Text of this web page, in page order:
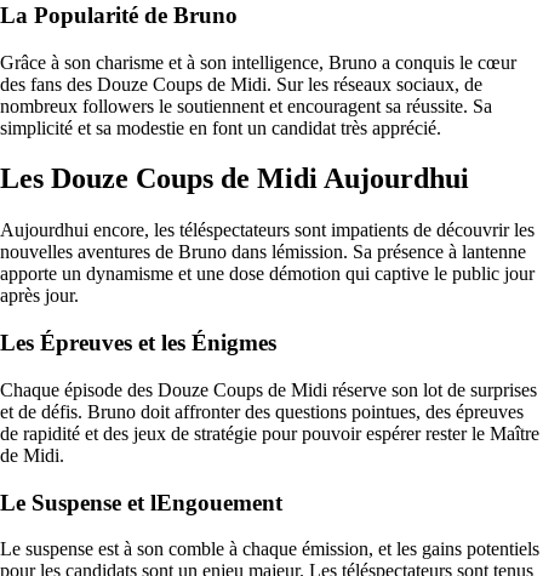
La Popularité de Bruno
Grâce à son charisme et à son intelligence, Bruno a conquis le cœur
des fans des Douze Coups de Midi. Sur les réseaux sociaux, de
nombreux followers le soutiennent et encouragent sa réussite. Sa
simplicité et sa modestie en font un candidat très apprécié.
Les Douze Coups de Midi Aujourdhui
Aujourdhui encore, les téléspectateurs sont impatients de découvrir les
nouvelles aventures de Bruno dans lémission. Sa présence à lantenne
apporte un dynamisme et une dose démotion qui captive le public jour
après jour.
Les Épreuves et les Énigmes
Chaque épisode des Douze Coups de Midi réserve son lot de surprises
et de défis. Bruno doit affronter des questions pointues, des épreuves
de rapidité et des jeux de stratégie pour pouvoir espérer rester le Maître
de Midi.
Le Suspense et lEngouement
Le suspense est à son comble à chaque émission, et les gains potentiels
pour les candidats sont un enjeu majeur. Les téléspectateurs sont tenus